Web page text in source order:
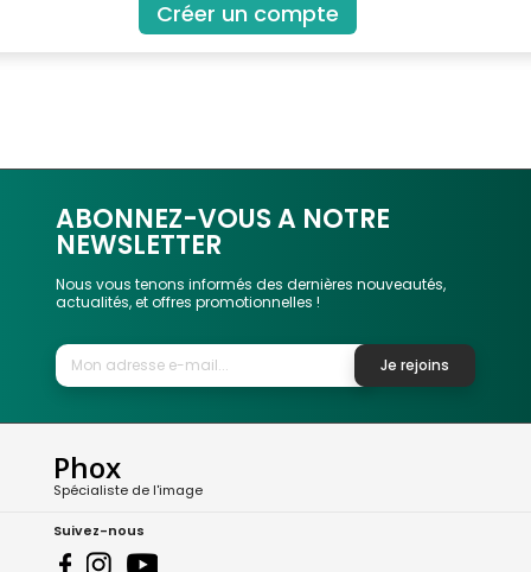
Créer un compte
ABONNEZ-VOUS A NOTRE
NEWSLETTER
Nous vous tenons informés des dernières nouveautés,
actualités, et offres promotionnelles !
Je rejoins
Phox
Spécialiste de l'image
Suivez-nous